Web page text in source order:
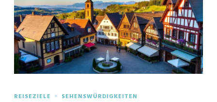
REISEZIELE SEHENSWÜRDIGKEITEN